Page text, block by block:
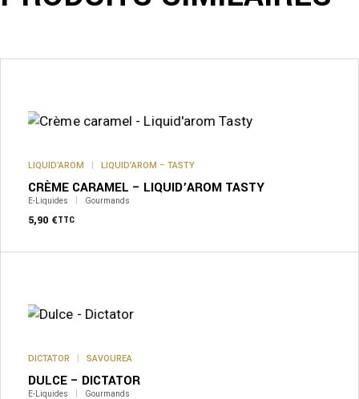
LIQUID’AROM LIQUID’AROM – TASTY
CRÈME CARAMEL – LIQUID’AROM TASTY
E-Liquides Gourmands
5,90 €TTC
variations.
peuvent
choisies
produit
DICTATOR SAVOUREA
DULCE – DICTATOR
E-Liquides Gourmands
variations.
peuvent
choisies